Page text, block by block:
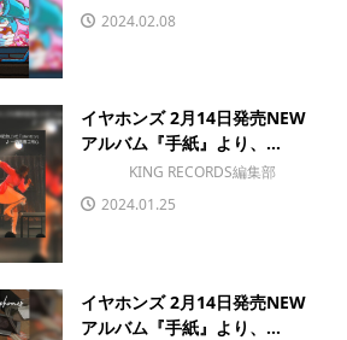
2024.02.08
イヤホンズ 2月14日発売NEW
アルバム『手紙』より、...
KING RECORDS編集部
2024.01.25
イヤホンズ 2月14日発売NEW
アルバム『手紙』より、...